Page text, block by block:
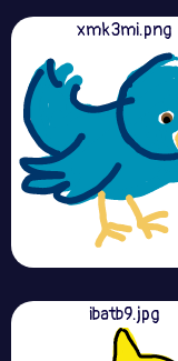
xmk3mi.png
ibatb9.jpg